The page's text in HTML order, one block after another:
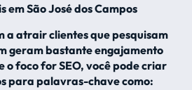
em São José dos Campos
a atrair clientes que pesquisam
geram bastante engajamento
o foco for SEO, você pode criar
para palavras-chave como: